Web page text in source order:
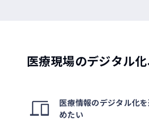
医療現場のデジタル
医療情報のデジタル化
めたい